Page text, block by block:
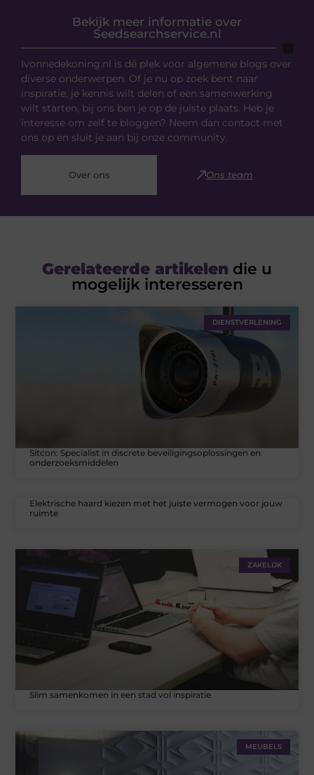
Bekijk meer informatie over
Seedsearchservice.nl
Ivonnedekoning.nl is dé plek voor algemene blogs over
diverse onderwerpen. Of je nu op zoek bent naar
inspiratie, je kennis wilt delen of een samenwerking
wilt starten, bij ons ben je op de juiste plaats. Heb je
interesse om zelf te bloggen? Neem dan contact met
ons op en sluit je aan bij onze community.
Over ons Ons team
Gerelateerde artikelen die u
mogelijk interesseren
DIENSTVERLENING
Sitcon: Specialist in discrete beveiligingsoplossingen en
onderzoeksmiddelen
Elektrische haard kiezen met het juiste vermogen voor jouw
ruimte
ZAKELIJK
Slim samenkomen in een stad vol inspiratie
MEUBELS